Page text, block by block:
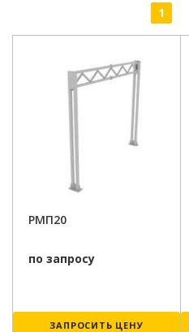
1
РМП20
по запросу
ЗАПРОСИТЬ ЦЕНУ